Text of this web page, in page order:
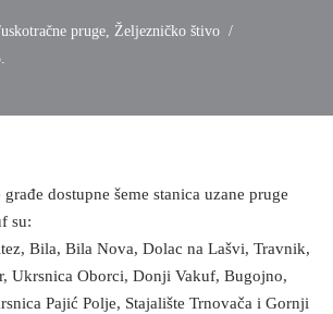
pruge Željezničko štivo
dostupne šeme stanica uzane pruge
su:
Bila, Bila Nova, Dolac na Lašvi, Travnik,
Ukrsnica Oborci, Donji Vakuf, Bugojno,
Pajić Polje, Stajalište Trnovača i Gornji